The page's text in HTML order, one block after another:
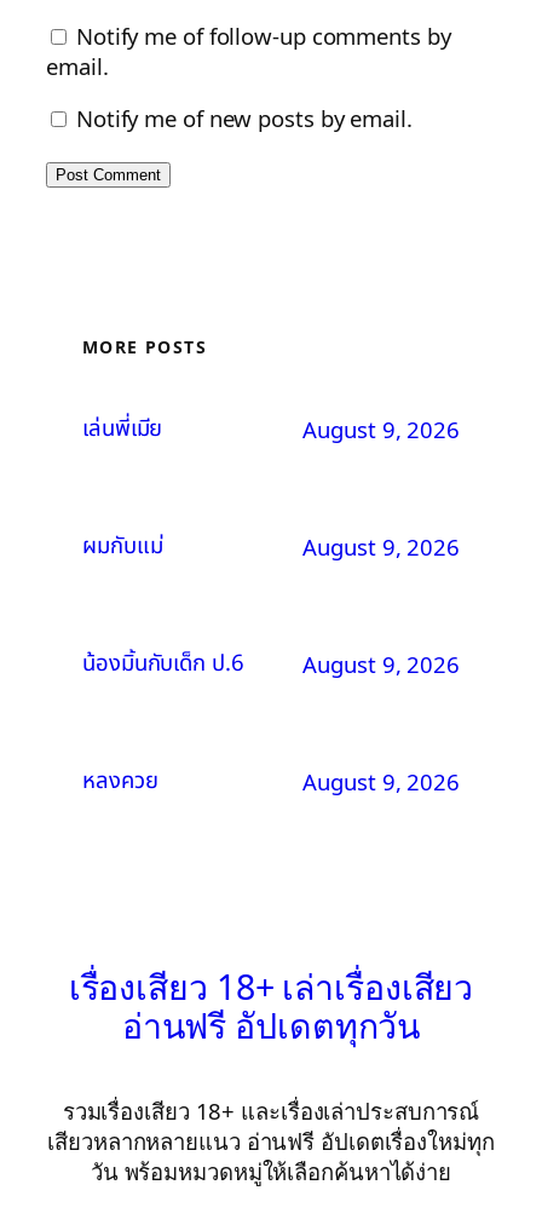
Notify me of follow-up comments by
email.
Notify me of new posts by email.
MORE POSTS
เล่นพี่เมีย August 9, 2026
ผมกับแม่ August 9, 2026
น้องมิ้นกับเด็ก ป.6 August 9, 2026
หลงควย August 9, 2026
เรื่องเสียว 18+ เล่าเรื่องเสียว
อ่านฟรี อัปเดตทุกวัน
รวมเรื่องเสียว 18+ และเรื่องเล่าประสบการณ์
เสียวหลากหลายแนว อ่านฟรี อัปเดตเรื่องใหม่ทุก
วัน พร้อมหมวดหมู่ให้เลือกค้นหาได้ง่าย